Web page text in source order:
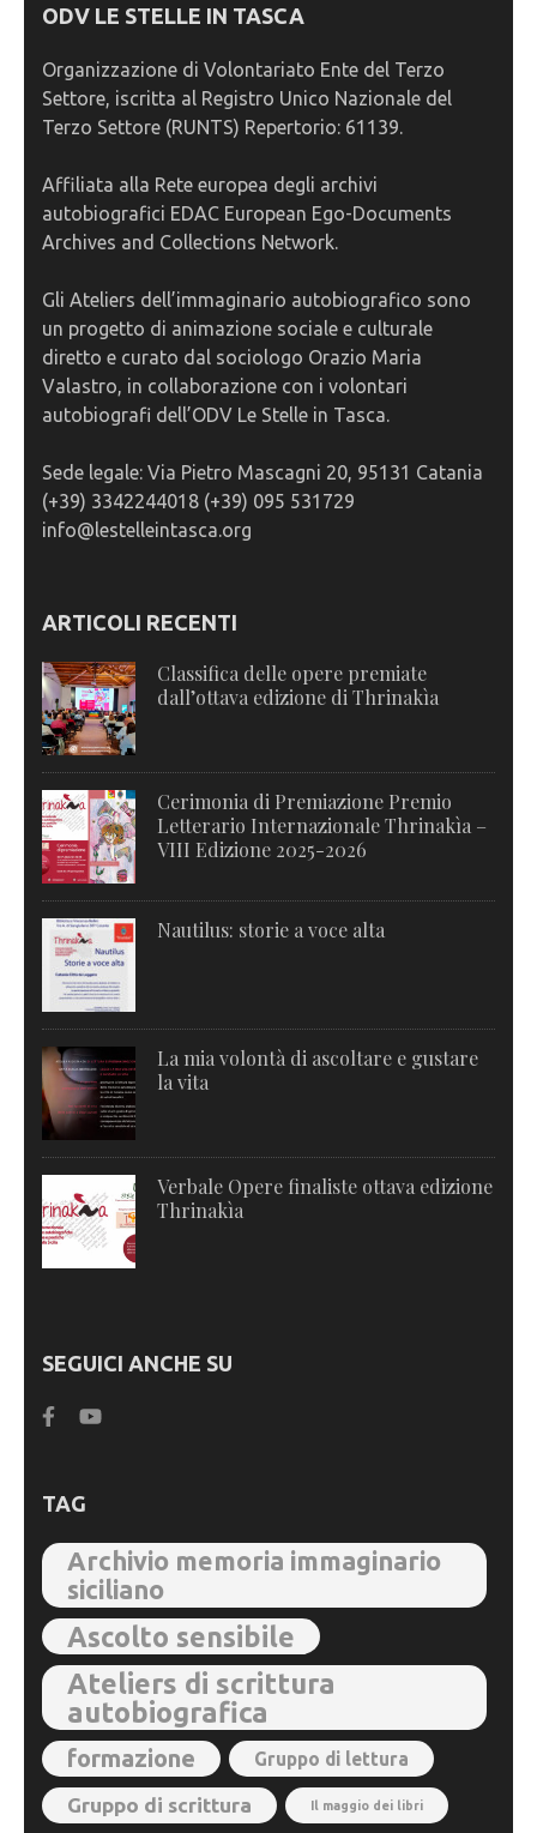
ODV LE STELLE IN TASCA
Organizzazione di Volontariato Ente del Terzo
Settore, iscritta al Registro Unico Nazionale del
Terzo Settore (RUNTS) Repertorio: 61139.
Affiliata alla Rete europea degli archivi
autobiografici EDAC European Ego-Documents
Archives and Collections Network.
Gli Ateliers dell’immaginario autobiografico sono
un progetto di animazione sociale e culturale
diretto e curato dal sociologo Orazio Maria
Valastro, in collaborazione con i volontari
autobiografi dell’ODV Le Stelle in Tasca.
Sede legale: Via Pietro Mascagni 20, 95131 Catania
(+39) 3342244018 (+39) 095 531729
info@lestelleintasca.org
ARTICOLI RECENTI
Classifica delle opere premiate
dall’ottava edizione di Thrinakìa
Cerimonia di Premiazione Premio
Letterario Internazionale Thrinakìa –
VIII Edizione 2025-2026
Nautilus: storie a voce alta
La mia volontà di ascoltare e gustare
la vita
Verbale Opere finaliste ottava edizione
Thrinakìa
SEGUICI ANCHE SU
TAG
Archivio memoria immaginario
siciliano
Ascolto sensibile
Ateliers di scrittura
autobiografica
formazione Gruppo di lettura
Gruppo di scrittura Il maggio dei libri